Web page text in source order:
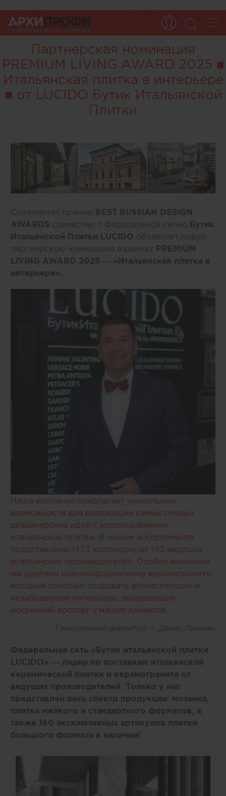
Партнерская номинация
PREMIUM LIVING AWARD 2025 ■
Итальянская плитка в интерьере
■ от LUCIDO Бутик Итальянской
Плитки
Оргкомитет премии
BEST RUSSIAN DESIGN
AWARDS совместно с Федеральной сетью Бутик
Итальянской Плитки LUCIDO объявляет новую
партнерскую номинацию в рамках PREMIUM
LIVING AWARD 2025 — «Итальянская плитка в
интерьере».
Наша компания предлагает уникальные
возможности для реализации самых смелых
дизайнерских идей с использованием
итальянской плитки. В нашем ассортименте
представлены 1473 коллекции от 143 ведущих
итальянских производителей. Особое внимание
мы уделяем широкоформатному керамограниту,
который помогает создавать впечатляющие и
незабываемые интерьеры, вызывающие
искренний восторг у наших клиентов.
Генеральный директор — Денис Ланкин.
Федеральная сеть «Бутик итальянской плитки
LUCIDO» — лидер по поставкам итальянской
керамической плитки и керамогранита от
ведущих производителей. Только у нас
представлен весь спектр продукции: мозаика,
плитка мелкого и стандартного форматов, а
также 160 эксклюзивных артикулов плитки
большого формата в наличии!